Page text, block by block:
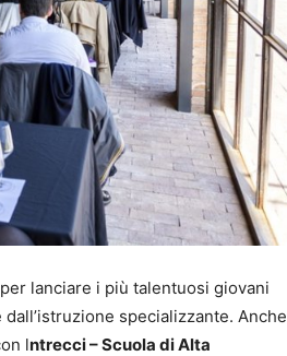
per lanciare i più talentuosi giovani
specializzante. Anche
lntrecci – Scuola di Alta